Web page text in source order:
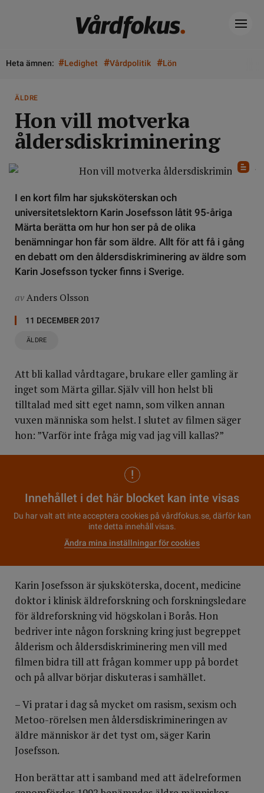
Heta ämnen: #Ledighet #Vårdpolitik #Lön
ÄLDRE
Hon vill motverka
åldersdiskriminering
I en kort film har sjuksköterskan och
universitetslektorn Karin Josefsson låtit 95-åriga
Märta berätta om hur hon ser på de olika
benämningar hon får som äldre. Allt för att få i gång
en debatt om den åldersdiskriminering av äldre som
Karin Josefsson tycker finns i Sverige.
avAnders Olsson
11 DECEMBER 2017
ÄLDRE
Att bli kallad vårdtagare, brukare eller gamling är
inget som Märta gillar. Själv vill hon helst bli
tilltalad med sitt eget namn, som vilken annan
vuxen människa som helst. I slutet av filmen säger
hon: ”Varför inte fråga mig vad jag vill kallas?”
Innehållet i det här blocket kan inte visas
Du har valt att inte acceptera cookies på vårdfokus.se, därför kan
inte detta innehåll visas.
Ändra mina inställningar för cookies
Karin Josefsson är sjuksköterska, docent, medicine
doktor i klinisk äldreforskning och forskningsledare
för äldreforskning vid högskolan i Borås. Hon
bedriver inte någon forskning kring just begreppet
ålderism och åldersdiskriminering men vill med
filmen bidra till att frågan kommer upp på bordet
och på allvar börjar diskuteras i samhället.
– Vi pratar i dag så mycket om rasism, sexism och
Metoo-rörelsen men åldersdiskrimineringen av
äldre människor är det tyst om, säger Karin
Josefsson.
Hon berättar att i samband med att ädelreformen